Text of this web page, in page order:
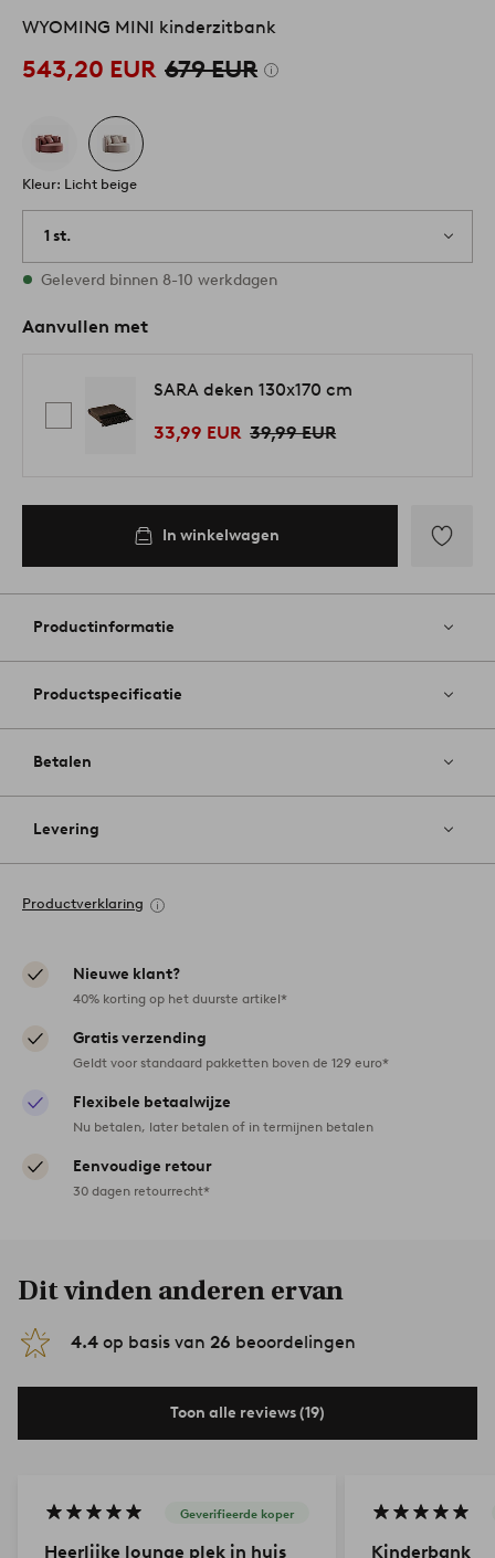
WYOMING MINI kinderzitbank
543,20 EUR 679 EUR
Kleur: Licht beige
1 st.
Op voorraad
Geleverd binnen 8-10 werkdagen
Aanvullen met
SARA deken 130x170 cm
33,99 EUR 39,99 EUR
In winkelwagen
aan
Productinformatie
Productspecificatie
Betalen
Levering
Productverklaring
Nieuwe klant?
40% korting op het duurste artikel*
Gratis verzending
Geldt voor standaard pakketten boven de 129 euro*
Flexibele betaalwijze
Nu betalen, later betalen of in termijnen betalen
Eenvoudige retour
30 dagen retourrecht*
Dit vinden anderen ervan
4.4 op basis van 26 beoordelingen
Toon alle reviews (19)
Geverifieerde koper
Heerlijke lounge plek in huis Kinderbank